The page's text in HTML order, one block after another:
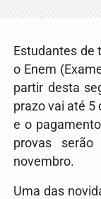
Estudantes de
o Enem
partir desta
prazo vai até 5
e o
provas
novembro.
Uma das